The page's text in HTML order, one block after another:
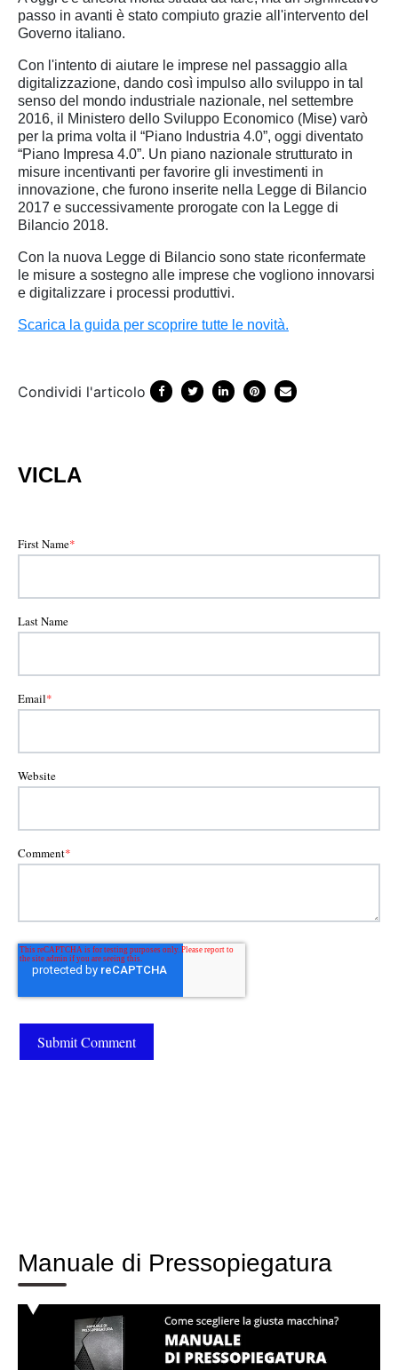
passo in avanti è stato compiuto grazie all'intervento del
Governo italiano.
Con l'intento di aiutare le imprese nel passaggio alla
digitalizzazione, dando così impulso allo sviluppo in tal
senso del mondo industriale nazionale, nel settembre
2016, il Ministero dello Sviluppo Economico (Mise) varò
per la prima volta il “Piano Industria 4.0”, oggi diventato
“Piano Impresa 4.0”. Un piano nazionale strutturato in
misure incentivanti per favorire gli investimenti in
innovazione, che furono inserite nella Legge di Bilancio
2017 e successivamente prorogate con la Legge di
Bilancio 2018.
Con la nuova Legge di Bilancio sono state riconfermate
le misure a sostegno alle imprese che vogliono innovarsi
e digitalizzare i processi produttivi.
Scarica la guida per scoprire tutte le novità.
Condividi l'articolo
VICLA
First Name*
Last Name
Email*
Website
Comment*
Manuale di Pressopiegatura